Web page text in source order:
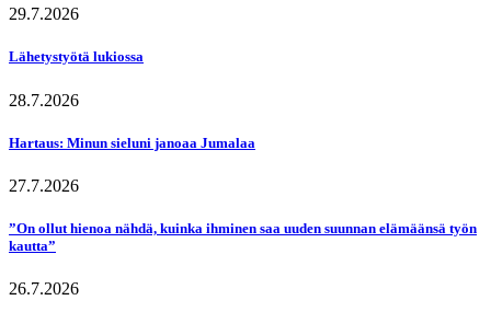
29.7.2026
Lähetystyötä lukiossa
28.7.2026
Hartaus: Minun sieluni janoaa Jumalaa
27.7.2026
”On ollut hienoa nähdä, kuinka ihminen saa uuden suunnan elämäänsä työn
kautta”
26.7.2026